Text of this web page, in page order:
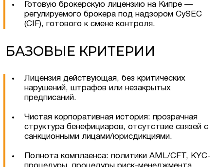
Готовую брокерскую лицензию на Кипре —
регулируемого брокера под надзором CySEC
(CIF), готового к смене контроля.
БАЗОВЫЕ КРИТЕРИИ
Лицензия действующая, без критических
нарушений, штрафов или незакрытых
предписаний.
Чистая корпоративная история: прозрачная
структура бенефициаров, отсутствие связей с
санкционными лицами/юрисдикциями.
Полнота комплаенса: политики AML/CFT, KYC-
Оставить заявку